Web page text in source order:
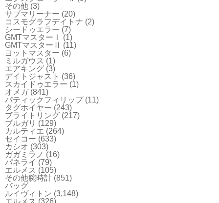
その他 (3)
サブマリーナー (20)
コスモグラフデイトナ (2)
シードゥエラー (7)
GMTマスターⅠ
(1)
GMTマスターⅡ (11)
ヨットマスター (6)
ミルガウス (1)
エアキング (3)
デイトジャスト (36)
スカイドゥエラー (1)
オメガ(841)
パティックフィリップ(11)
タグホイヤー (243)
ブライトリング (217)
ブルガリ (129)
カルティエ (264)
セイコー (633)
カシオ (303)
ガガミラノ (16)
パネライ (79)
エルメス (105)
その他腕時計 (851)
バッグ
ルイヴィトン (3,148)